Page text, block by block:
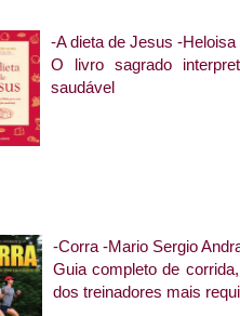
-A dieta de Jesus -
O livro sagrado
saudável
-Corra -Mario Sergio
Guia completo de
dos treinadores mais